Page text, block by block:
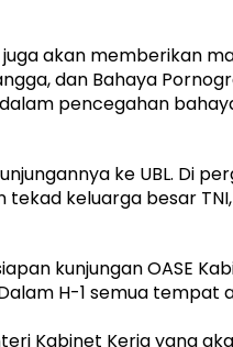
juga akan memberikan
dan Bahaya
pencegahan
ke UBL. Di
keluarga besar
kunjungan OASE
H-1 semua tempat
Kabinet Kerja yang